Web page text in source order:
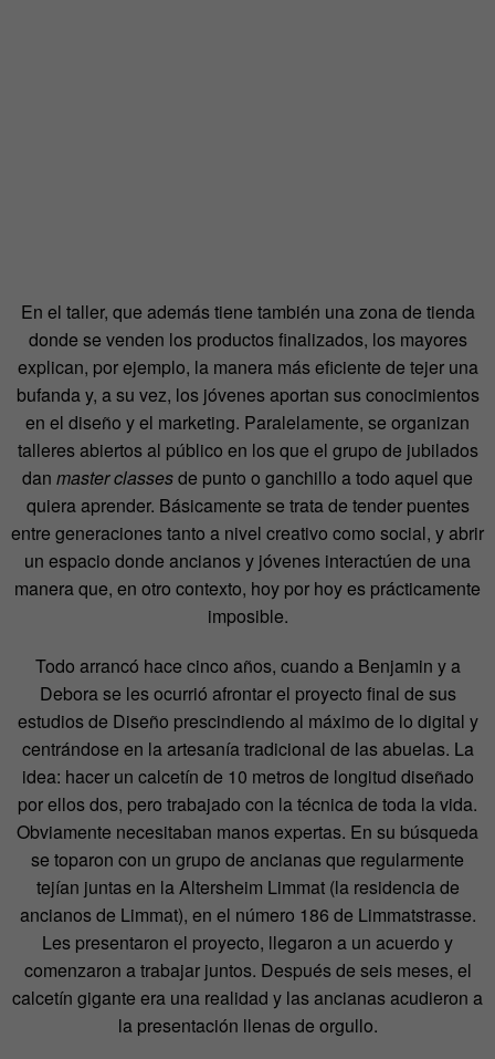
En el taller, que además tiene también una zona de tienda
donde se venden los productos finalizados, los mayores
explican, por ejemplo, la manera más eficiente de tejer una
bufanda y, a su vez, los jóvenes aportan sus conocimientos
en el diseño y el marketing. Paralelamente, se organizan
talleres abiertos al público en los que el grupo de jubilados
dan master classesde punto o ganchillo a todo aquel que
quiera aprender. Básicamente se trata de tender puentes
entre generaciones tanto a nivel creativo como social, y abrir
un espacio donde ancianos y jóvenes interactúen de una
manera que, en otro contexto, hoy por hoy es prácticamente
imposible.
Todo arrancó hace cinco años, cuando a Benjamin y a
Debora se les ocurrió afrontar el proyecto final de sus
estudios de Diseño prescindiendo al máximo de lo digital y
centrándose en la artesanía tradicional de las abuelas. La
idea: hacer un calcetín de 10 metros de longitud diseñado
por ellos dos, pero trabajado con la técnica de toda la vida.
Obviamente necesitaban manos expertas. En su búsqueda
se toparon con un grupo de ancianas que regularmente
tejían juntas en la Altersheim Limmat (la residencia de
ancianos de Limmat), en el número 186 de Limmatstrasse.
Les presentaron el proyecto, llegaron a un acuerdo y
comenzaron a trabajar juntos. Después de seis meses, el
calcetín gigante era una realidad y las ancianas acudieron a
la presentación llenas de orgullo.